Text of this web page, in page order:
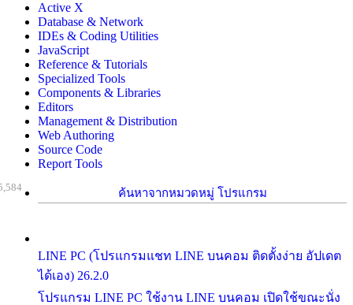
Active X
Database & Network
IDEs & Coding Utilities
JavaScript
Reference & Tutorials
Specialized Tools
Components & Libraries
Editors
Management & Distribution
Web Authoring
Source Code
Report Tools
ค้นหาจากหมวดหมู่ โปรแกรม
LINE PC (โปรแกรมแชท LINE บนคอม ติดตั้งง่าย อัปเดต
ได้เอง) 26.2.0
โปรแกรม LINE PC ใช้งาน LINE บนคอม เปิดใช้ขณะนั่ง